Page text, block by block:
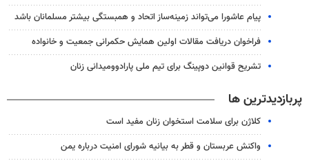
پیام عاشورا می‌تواند زمینه‌ساز اتحاد و همبستگی بیشتر مسلمانان باشد
فراخوان دریافت مقالات اولین همایش حکمرانی جمعیت و خانواده
تشریح قوانین دوپینگ برای تیم ملی پارادوومیدانی زنان
پربازدیدترین ها
کلاژن برای سلامت استخوان زنان مفید است
واکنش عربستان و قطر به بیانیه شورای امنیت درباره یمن